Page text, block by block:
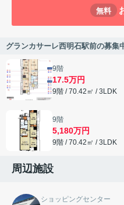
無料
グランカサーレ西明石駅前の募集
9階
17.5万円
9階 / 70.42㎡ / 3LDK
9階
5,180万円
9階 / 70.42㎡ / 3LDK
周辺施設
ショッピングセンター